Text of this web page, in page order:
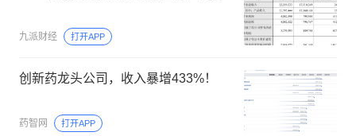
九派财经 打开APP
创新药龙头公司，收入暴增433%！
药智网 打开APP